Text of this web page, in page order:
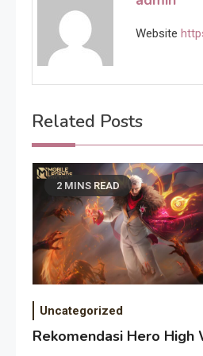
Website
Related Posts
2 MINS READ
Uncategorized
Rekomendasi Hero High